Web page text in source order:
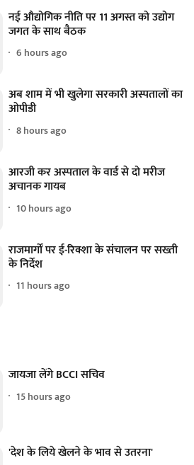
नई औद्योगिक नीति पर 11 अगस्त को उद्योग
जगत के साथ बैठक
6 hours ago
अब शाम में भी खुलेगा सरकारी अस्पतालों का
ओपीडी
8 hours ago
आरजी कर अस्पताल के वार्ड से दो मरीज
अचानक गायब
10 hours ago
राजमार्गों पर ई-रिक्शा के संचालन पर सख्ती
के निर्देश
11 hours ago
जायजा लेंगे BCCI सचिव
15 hours ago
'देश के लिये खेलने के भाव से उतरना'